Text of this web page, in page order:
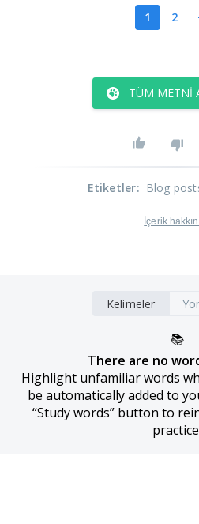
1 2
TÜM METNI
Etiketler: Blog
İçerik
Kelimeler
📚
There are no
Highlight unfamiliar words
be automatically added to
“Study words” button to